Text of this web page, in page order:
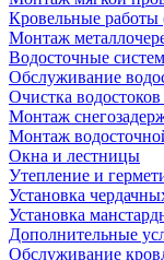
Кровельные
Монтаж
Водосточные
Обслуживание
Очистка
Монтаж
Монтаж
Окна и лестницы
Утепление и
Установка
Установка
Дополнительные
Обслуживание